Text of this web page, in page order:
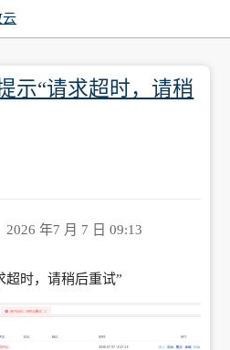
云
示“请求超时，请稍
2026 年7 月 7 日 09:13
超时，请稍后重试”